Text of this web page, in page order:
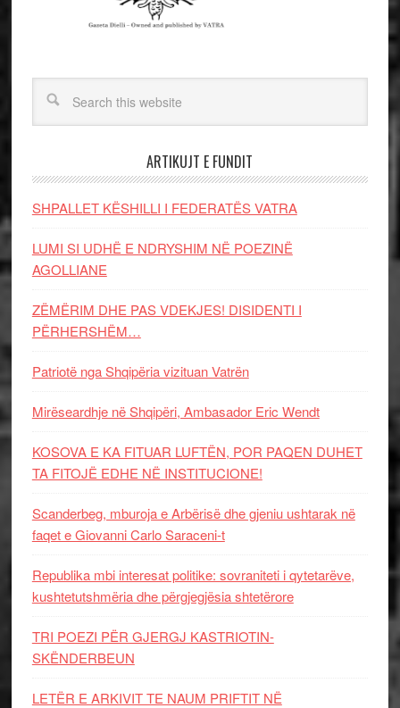
ARTIKUJT E FUNDIT
SHPALLET KËSHILLI I FEDERATËS VATRA
LUMI SI UDHË E NDRYSHIM NË POEZINË
AGOLLIANE
ZËMËRIM DHE PAS VDEKJES! DISIDENTI I
PËRHERSHËM…
Patriotë nga Shqipëria vizituan Vatrën
Mirëseardhje në Shqipëri, Ambasador Eric Wendt
KOSOVA E KA FITUAR LUFTËN, POR PAQEN DUHET
TA FITOJË EDHE NË INSTITUCIONE!
Scanderbeg, mburoja e Arbërisë dhe gjeniu ushtarak në
faqet e Giovanni Carlo Saraceni-t
Republika mbi interesat politike: sovraniteti i qytetarëve,
kushtetutshmëria dhe përgjegjësia shtetërore
TRI POEZI PËR GJERGJ KASTRIOTIN-
SKËNDERBEUN
LETËR E ARKIVIT TE NAUM PRIFTIT NË